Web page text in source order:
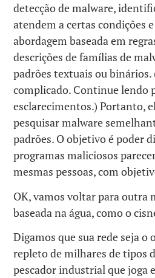
detecção de malware,
atendem a certas condições
abordagem baseada em
descrições de famílias de
padrões textuais ou binários.
complicado. Continue lendo
esclarecimentos.) Portanto,
pesquisar malware
padrões. O objetivo é poder
programas maliciosos
mesmas pessoas, com
OK, vamos voltar para outra
baseada na água, como o
Digamos que sua rede seja o
repleto de milhares de tipos
pescador industrial que joga